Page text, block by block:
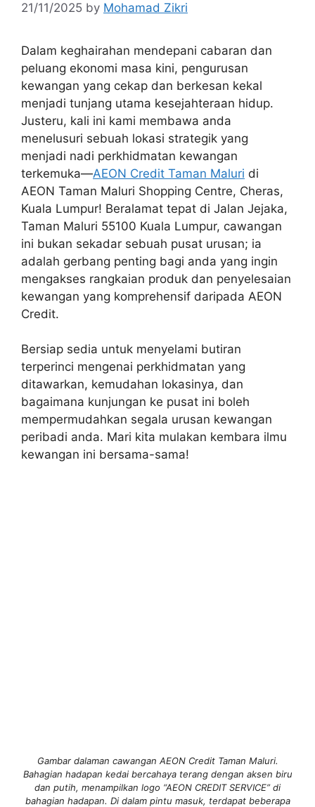
21/11/2025 by Mohamad Zikri
Dalam keghairahan mendepani cabaran dan
peluang ekonomi masa kini, pengurusan
kewangan yang cekap dan berkesan kekal
menjadi tunjang utama kesejahteraan hidup.
Justeru, kali ini kami membawa anda
menelusuri sebuah lokasi strategik yang
menjadi nadi perkhidmatan kewangan
terkemuka—AEON Credit Taman Maluri di
AEON Taman Maluri Shopping Centre, Cheras,
Kuala Lumpur! Beralamat tepat di Jalan Jejaka,
Taman Maluri 55100 Kuala Lumpur, cawangan
ini bukan sekadar sebuah pusat urusan; ia
adalah gerbang penting bagi anda yang ingin
mengakses rangkaian produk dan penyelesaian
kewangan yang komprehensif daripada AEON
Credit.
Bersiap sedia untuk menyelami butiran
terperinci mengenai perkhidmatan yang
ditawarkan, kemudahan lokasinya, dan
bagaimana kunjungan ke pusat ini boleh
mempermudahkan segala urusan kewangan
peribadi anda. Mari kita mulakan kembara ilmu
kewangan ini bersama-sama!
Gambar dalaman cawangan AEON Credit Taman Maluri.
Bahagian hadapan kedai bercahaya terang dengan aksen biru
dan putih, menampilkan logo “AEON CREDIT SERVICE” di
bahagian hadapan. Di dalam pintu masuk, terdapat beberapa